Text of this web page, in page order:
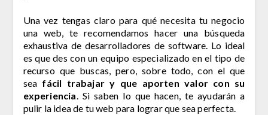
Una vez tengas claro para qué necesita tu negocio
una web, te recomendamos hacer una búsqueda
exhaustiva de desarrolladores de software. Lo ideal
es que des con un equipo especializado en el tipo de
recurso que buscas, pero, sobre todo, con el que
sea fácil trabajar y que aporten valor con su
experiencia. Si saben lo que hacen, te ayudarán a
pulir la idea de tu web para lograr que sea perfecta.